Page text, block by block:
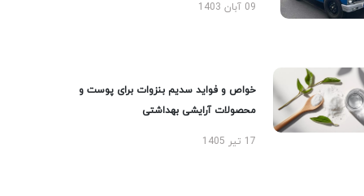
09 آبان 1403
خواص و فواید سدیم بنزوات برای پوست و
محصولات آرایشی بهداشتی
17 تیر 1405